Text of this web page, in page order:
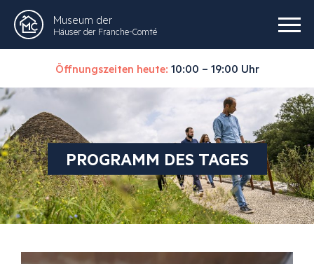
Museum der
Häuser der Franche-Comté
Öffnungszeiten heute: 10:00 – 19:00 Uhr
PROGRAMM DES TAGES